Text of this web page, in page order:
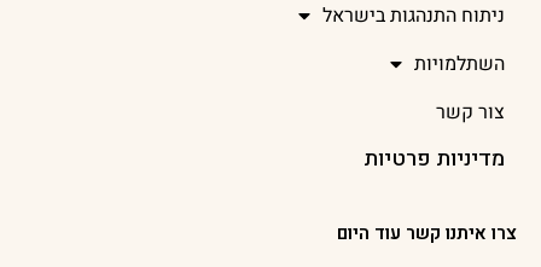
ניתוח התנהגות בישראל
השתלמויות
צור קשר
מדיניות פרטיות
צרו איתנו קשר עוד היום